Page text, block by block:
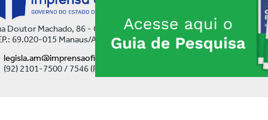
Doutor Machado, 86 - Centro
69.020-015 Manaus/AM
legisla.am@imprensaoficial.am.gov.br
(92) 2101-7500 / 7546 (Ramal)